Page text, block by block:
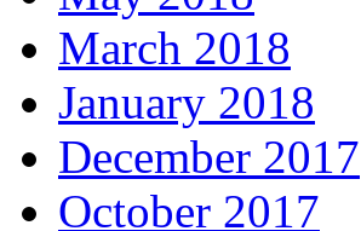
March 2018
January 2018
December 2017
October 2017